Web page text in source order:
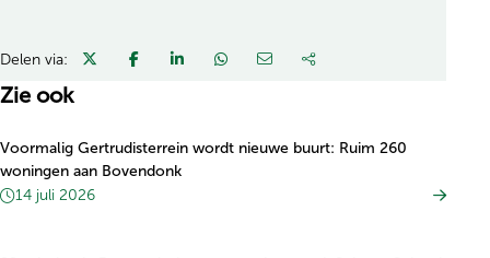
Delen via:
Zie ook
Voormalig Gertrudisterrein wordt nieuwe buurt: Ruim 260
woningen aan Bovendonk
14 juli 2026